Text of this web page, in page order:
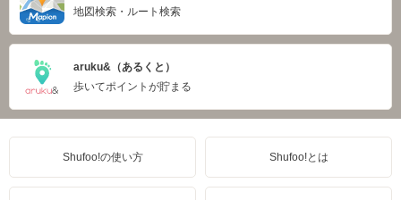
地図検索・ルート検索
aruku&（あるくと）
歩いてポイントが貯まる
Shufoo!の使い方 Shufoo!とは